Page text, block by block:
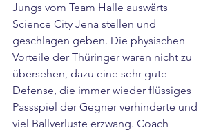
Jungs vom Team Halle auswärts
Science City Jena stellen und
geschlagen geben. Die physischen
Vorteile der Thüringer waren nicht zu
übersehen, dazu eine sehr gute
Defense, die immer wieder flüssiges
Passspiel der Gegner verhinderte und
viel Ballverluste erzwang. Coach